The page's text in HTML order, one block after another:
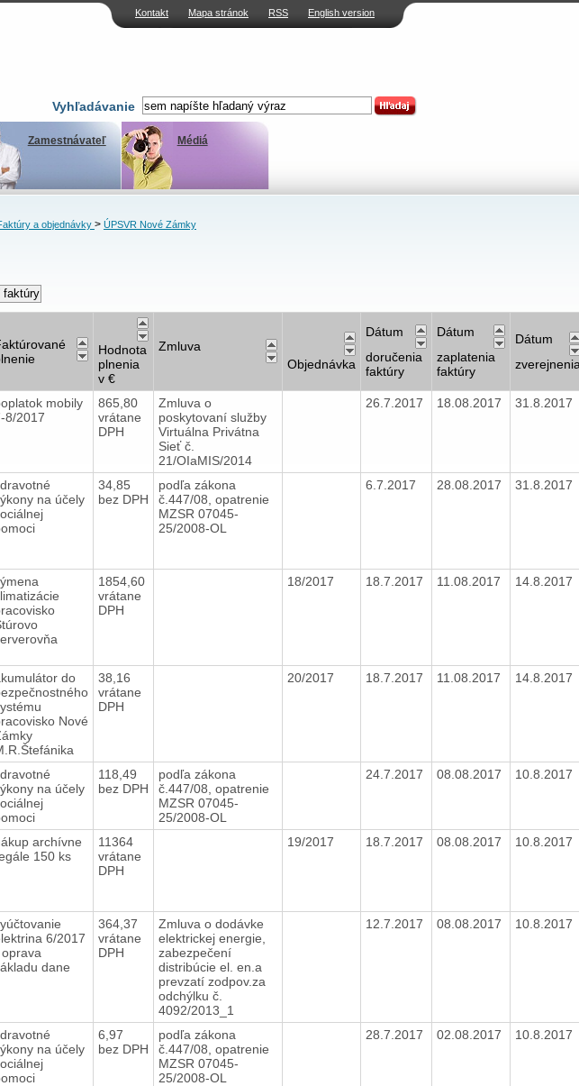
Kontakt Mapa stránok RSS English version
Vyhľadávanie
Zamestnávateľ Médiá
a objednávky > ÚPSVR Nové Zámky
Hodnota
plnenia
v €
Zmluva
Objednávka
Dátum
doručenia
faktúry
Dátum
zaplatenia
faktúry
Dátum
mobily
8/2017
865,80
vrátane
DPH
Zmluva o
poskytovaní služby
Virtuálna Privátna
Sieť č.
21/OIaMIS/2014
26.7.2017 18.08.2017 31.8.2017
na účely
34,85
bez DPH
podľa zákona
č.447/08, opatrenie
MZSR 07045-
25/2008-OL
6.7.2017 28.08.2017 31.8.2017
1854,60
vrátane
DPH
18/2017 18.7.2017 11.08.2017 14.8.2017
do
Nové
38,16
vrátane
DPH
20/2017 18.7.2017 11.08.2017 14.8.2017
na účely
118,49
bez DPH
podľa zákona
č.447/08, opatrenie
MZSR 07045-
25/2008-OL
24.7.2017 08.08.2017 10.8.2017
archívne
150 ks
11364
vrátane
DPH
19/2017 18.7.2017 08.08.2017 10.8.2017
6/2017
dane
364,37
vrátane
DPH
Zmluva o dodávke
elektrickej energie,
zabezpečení
distribúcie el. en.a
prevzatí zodpov.za
odchýlku č.
4092/2013_1
12.7.2017 08.08.2017 10.8.2017
na účely
6,97
bez DPH
podľa zákona
č.447/08, opatrenie
MZSR 07045-
25/2008-OL
28.7.2017 02.08.2017 10.8.2017